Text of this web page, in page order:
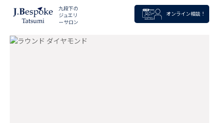
九段下の
ジュエリ
ーサロン
オンライン相談！